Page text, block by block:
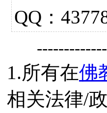
QQ：
1.所有在佛
相关法律/